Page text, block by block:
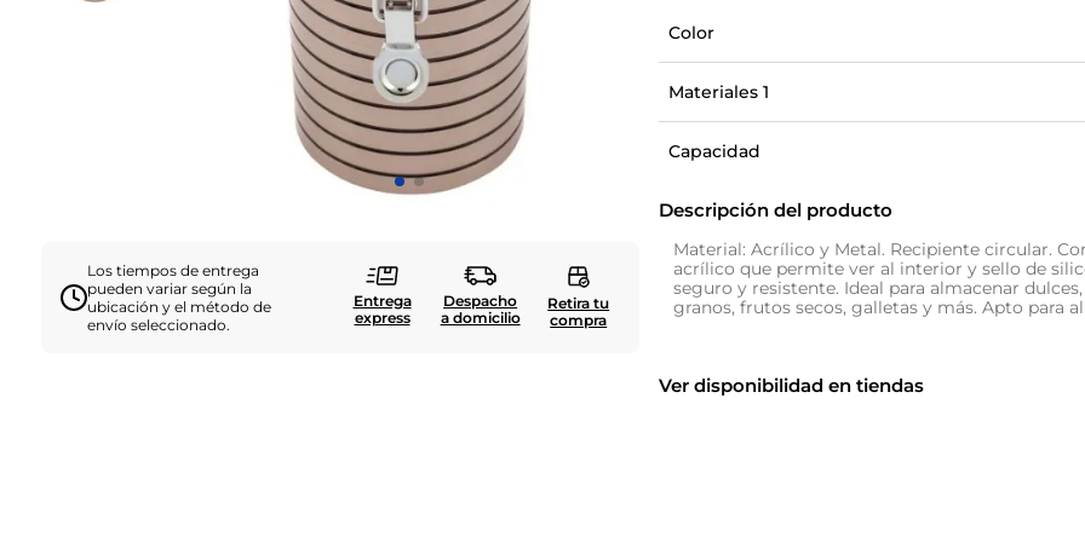
Los tiempos de entrega
pueden variar según la
ubicación y el método de
envío seleccionado.
Entrega
express
Despacho
a domicilio
Retira tu
compra
Color
Materiales 1
Capacidad
Descripción del producto
Material: Acrílico y Metal. Recipiente circular.
acrílico que permite ver al interior y sello de
seguro y resistente. Ideal para almacenar dulces,
granos, frutos secos, galletas y más. Apto para
Ver disponibilidad en tiendas
cuadros